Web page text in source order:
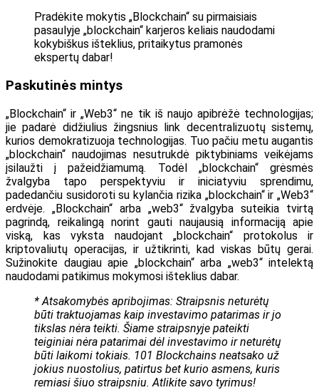
Pradėkite mokytis „Blockchain“ su pirmaisiais
pasaulyje „blockchain“ karjeros keliais naudodami
kokybiškus išteklius, pritaikytus pramonės
ekspertų dabar!
Paskutinės mintys
„Blockchain“ ir „Web3“ ne tik iš naujo apibrėžė technologijas;
jie padarė didžiulius žingsnius link decentralizuotų sistemų,
kurios demokratizuoja technologijas. Tuo pačiu metu augantis
„blockchain“ naudojimas nesutrukdė piktybiniams veikėjams
įsilaužti į pažeidžiamumą. Todėl „blockchain“ grėsmės
žvalgyba tapo perspektyviu ir iniciatyviu sprendimu,
padedančiu susidoroti su kylančia rizika „blockchain“ ir „Web3“
erdvėje. „Blockchain“ arba „web3“ žvalgyba suteikia tvirtą
pagrindą, reikalingą norint gauti naujausią informaciją apie
viską, kas vyksta naudojant „blockchain“ protokolus ir
kriptovaliutų operacijas, ir užtikrinti, kad viskas būtų gerai.
Sužinokite daugiau apie „blockchain“ arba „web3“ intelektą
naudodami patikimus mokymosi išteklius dabar.
* Atsakomybės apribojimas: Straipsnis neturėtų
būti traktuojamas kaip investavimo patarimas ir jo
tikslas nėra teikti. Šiame straipsnyje pateikti
teiginiai nėra patarimai dėl investavimo ir neturėtų
būti laikomi tokiais. 101 Blockchains neatsako už
jokius nuostolius, patirtus bet kurio asmens, kuris
remiasi šiuo straipsniu. Atlikite savo tyrimus!